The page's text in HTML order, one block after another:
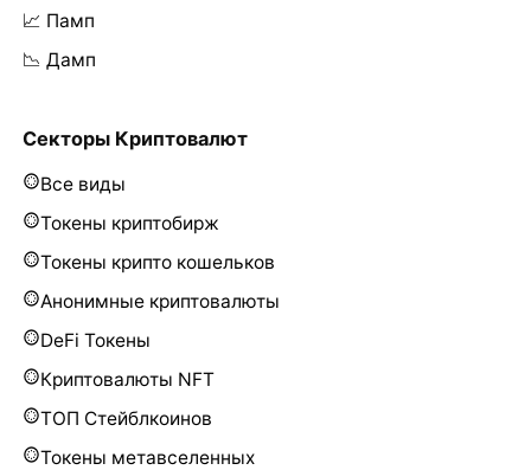
📈 Памп
📉 Дамп
Секторы Криптовалют
Все виды
Токены криптобирж
Токены крипто кошельков
Анонимные криптовалюты
DeFi Токены
Криптовалюты NFT
ТОП Стейблкоинов
Токены метавселенных